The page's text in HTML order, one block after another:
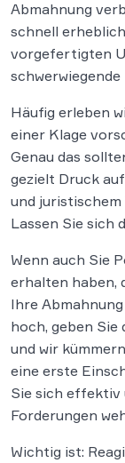
Abmahnung
schnell
vorgefertigten
schwerwiegende
Häufig erleben
einer Klage
Genau das
gezielt Druck
und juristischem
Lassen Sie sich
Wenn auch Sie
erhalten haben,
Ihre
hoch, geben
und wir
eine erste
Sie sich effektiv
Forderungen
Wichtig ist: